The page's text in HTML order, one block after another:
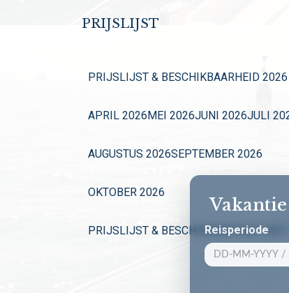
PRIJSLIJST
PRIJSLIJST & BESCHIKBAARHEID 2026
APRIL 2026MEI 2026JUNI 2026JULI
AUGUSTUS 2026SEPTEMBER 2026
OKTOBER 2026
PRIJSLIJST & BESCHIKBAARHEID 2027
Reisperiode